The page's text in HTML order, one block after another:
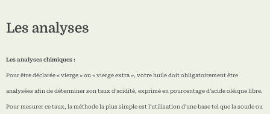
Les analyses
Les analyses chimiques :
Pour être déclarée « vierge » ou « vierge extra », votre huile doit obligatoirement être
analysées afin de déterminer son taux d’acidité, exprimé en pourcentage d’acide oléique libre.
Pour mesurer ce taux, la méthode la plus simple est l’utilisation d’une base tel que la soude ou